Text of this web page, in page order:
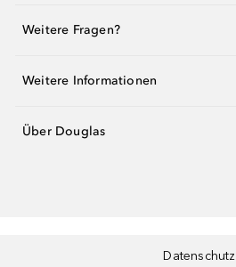
Weitere Fragen?
Weitere Informationen
Über Douglas
Datenschutz